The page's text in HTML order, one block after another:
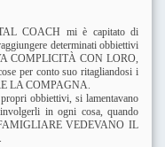
COACH mi è capitato di
determinati obbiettivi
COMPLICITÀ CON LORO,
per conto suo ritagliandosi i
LA COMPAGNA.
obbiettivi, si lamentavano
in ogni cosa, quando
VEDEVANO IL